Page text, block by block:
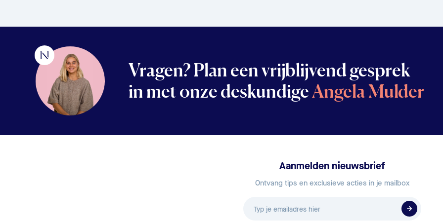
Vragen? Plan een vrijblijvend gesprek
in met onze deskundigeAngela Mulder
Aanmelden nieuwsbrief
Ontvang tips en exclusieve acties in je mailbox